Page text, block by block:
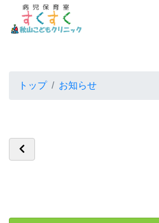
トップ お知らせ